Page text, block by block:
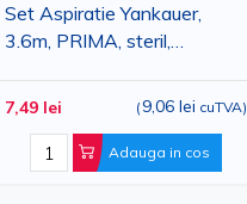
Set Aspiratie Yankauer,
3.6m, PRIMA, steril,
7,49 lei ( 9,06 lei cuTVA)
Adauga in cos